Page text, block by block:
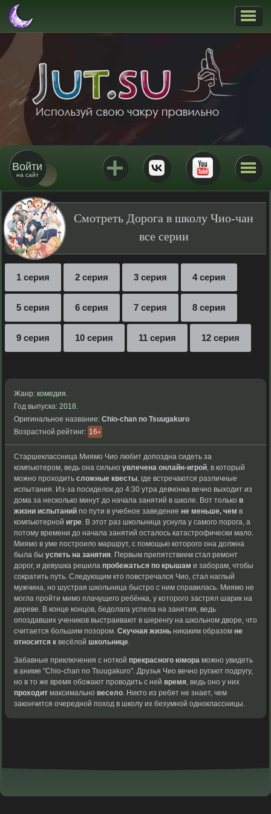
Войти
на сайт
Смотреть Дорога в школу Чио-чан
все серии
1 серия 2 серия 3 серия 4 серия
5 серия 6 серия 7 серия 8 серия
9 серия 10 серия 11 серия 12 серия
Жанр: комедия.
Год выпуска: 2018.
Оригинальное название: Chio-chan no Tsuugakuro
Возрастной рейтинг: 16+
Старшеклассница Миямо Чио любит допоздна сидеть за
компьютером, ведь она сильно увлечена онлайн-игрой, в который
можно проходить сложные квесты, где встречаются различные
испытания. Из-за посиделок до 4:30 утра девчонка вечно выходит из
дома за несколько минут до начала занятий в школе. Вот только в
жизни испытаний по пути в учебное заведение не меньше, чем в
компьютерной игре. В этот раз школьница уснула у самого порога, а
потому времени до начала занятий осталось катастрофически мало.
Миямо в уме построило маршрут, с помощью которого она должна
была бы успеть на занятия. Первым препятствием стал ремонт
дорог, и девушка решила пробежаться по крышам и заборам, чтобы
сократить путь. Следующим кто повстречался Чио, стал наглый
мужчина, но шустрая школьница быстро с ним справилась. Миямо не
могла пройти мимо плачущего ребёнка, у которого застрял шарик на
дереве. В конце концов, бедолага успела на занятия, ведь
опоздавших учеников выстраивают в шеренгу на школьном дворе, что
считается большим позором. Скучная жизнь никаким образом не
относится к весёлой школьнице.
Забавные приключения с ноткой прекрасного юмора можно увидеть
в аниме "Chio-chan no Tsuugakuro". Друзья Чио вечно ругают подругу,
но в то же время обожают проводить с ней время, ведь оно у них
проходит максимально весело. Никто из ребят не знает, чем
закончится очередной поход в школу их безумной одноклассницы.